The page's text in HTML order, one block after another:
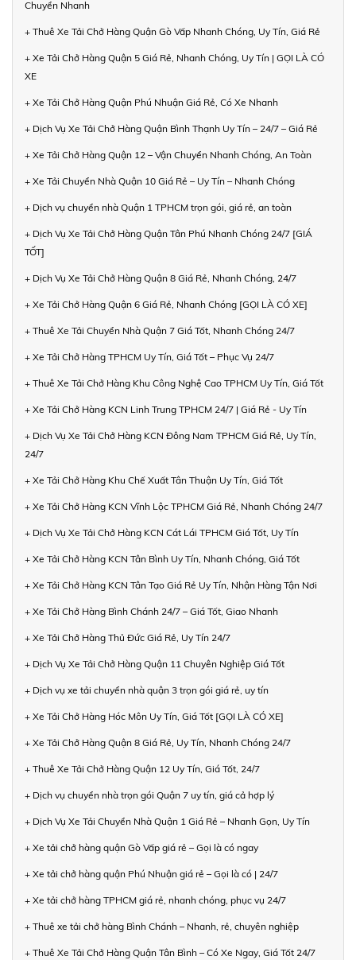
Chuyển Nhanh
+ Thuê Xe Tải Chở Hàng Quận Gò Vấp Nhanh Chóng, Uy Tín, Giá Rẻ
+ Xe Tải Chở Hàng Quận 5 Giá Rẻ, Nhanh Chóng, Uy Tín | GỌI LÀ CÓ
XE
+ Xe Tải Chở Hàng Quận Phú Nhuận Giá Rẻ, Có Xe Nhanh
+ Dịch Vụ Xe Tải Chở Hàng Quận Bình Thạnh Uy Tín – 24/7 – Giá Rẻ
+ Xe Tải Chở Hàng Quận 12 – Vận Chuyển Nhanh Chóng, An Toàn
+ Xe Tải Chuyển Nhà Quận 10 Giá Rẻ – Uy Tín – Nhanh Chóng
+ Dịch vụ chuyển nhà Quận 1 TPHCM trọn gói, giá rẻ, an toàn
+ Dịch Vụ Xe Tải Chở Hàng Quận Tân Phú Nhanh Chóng 24/7 [GIÁ
TỐT]
+ Dịch Vụ Xe Tải Chở Hàng Quận 8 Giá Rẻ, Nhanh Chóng, 24/7
+ Xe Tải Chở Hàng Quận 6 Giá Rẻ, Nhanh Chóng [GỌI LÀ CÓ XE]
+ Thuê Xe Tải Chuyển Nhà Quận 7 Giá Tốt, Nhanh Chóng 24/7
+ Xe Tải Chở Hàng TPHCM Uy Tín, Giá Tốt – Phục Vụ 24/7
+ Thuê Xe Tải Chở Hàng Khu Công Nghệ Cao TPHCM Uy Tín, Giá Tốt
+ Xe Tải Chở Hàng KCN Linh Trung TPHCM 24/7 | Giá Rẻ - Uy Tín
+ Dịch Vụ Xe Tải Chở Hàng KCN Đông Nam TPHCM Giá Rẻ, Uy Tín,
24/7
+ Xe Tải Chở Hàng Khu Chế Xuất Tân Thuận Uy Tín, Giá Tốt
+ Xe Tải Chở Hàng KCN Vĩnh Lộc TPHCM Giá Rẻ, Nhanh Chóng 24/7
+ Dịch Vụ Xe Tải Chở Hàng KCN Cát Lái TPHCM Giá Tốt, Uy Tín
+ Xe Tải Chở Hàng KCN Tân Bình Uy Tín, Nhanh Chóng, Giá Tốt
+ Xe Tải Chở Hàng KCN Tân Tạo Giá Rẻ Uy Tín, Nhận Hàng Tận Nơi
+ Xe Tải Chở Hàng Bình Chánh 24/7 – Giá Tốt, Giao Nhanh
+ Xe Tải Chở Hàng Thủ Đức Giá Rẻ, Uy Tín 24/7
+ Dịch Vụ Xe Tải Chở Hàng Quận 11 Chuyên Nghiệp Giá Tốt
+ Dịch vụ xe tải chuyển nhà quận 3 trọn gói giá rẻ, uy tín
+ Xe Tải Chở Hàng Hóc Môn Uy Tín, Giá Tốt [GỌI LÀ CÓ XE]
+ Xe Tải Chở Hàng Quận 8 Giá Rẻ, Uy Tín, Nhanh Chóng 24/7
+ Thuê Xe Tải Chở Hàng Quận 12 Uy Tín, Giá Tốt, 24/7
+ Dịch vụ chuyển nhà trọn gói Quận 7 uy tín, giá cả hợp lý
+ Dịch Vụ Xe Tải Chuyển Nhà Quận 1 Giá Rẻ – Nhanh Gọn, Uy Tín
+ Xe tải chở hàng quận Gò Vấp giá rẻ – Gọi là có ngay
+ Xe tải chở hàng quận Phú Nhuận giá rẻ – Gọi là có | 24/7
+ Xe tải chở hàng TPHCM giá rẻ, nhanh chóng, phục vụ 24/7
+ Thuê xe tải chở hàng Bình Chánh – Nhanh, rẻ, chuyên nghiệp
+ Thuê Xe Tải Chở Hàng Quận Tân Bình – Có Xe Ngay, Giá Tốt 24/7